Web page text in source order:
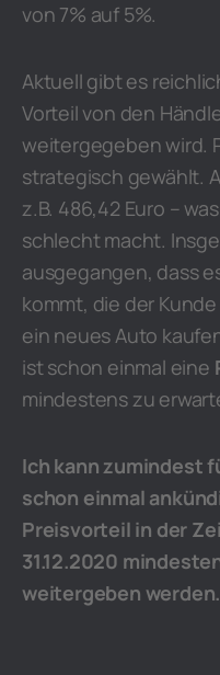
von 7% auf 5%.
Aktuell gibt es
Vorteil von den
weitergegeben wird.
strategisch gewählt.
z.B. 486,42 Euro –
schlecht macht.
ausgegangen, dass
kommt, die der
ein neues Auto
ist schon einmal eine
mindestens zu
Ich kann zumindest
schon einmal
Preisvorteil in der
31.12.2020
weitergeben werden.